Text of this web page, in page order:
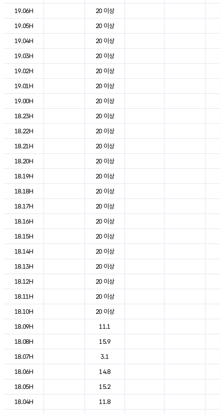
19.06H
20 이상
19.05H
20 이상
19.04H
20 이상
19.03H
20 이상
19.02H
20 이상
19.01H
20 이상
19.00H
20 이상
18.23H
20 이상
18.22H
20 이상
18.21H
20 이상
18.20H
20 이상
18.19H
20 이상
18.18H
20 이상
18.17H
20 이상
18.16H
20 이상
18.15H
20 이상
18.14H
20 이상
18.13H
20 이상
18.12H
20 이상
18.11H
20 이상
18.10H
20 이상
18.09H
11.1
18.08H
15.9
18.07H
3.1
18.06H
14.8
18.05H
15.2
18.04H
11.8